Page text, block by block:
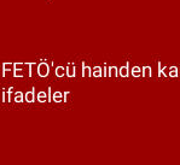
FETÖ'cü hainden
ifadeler